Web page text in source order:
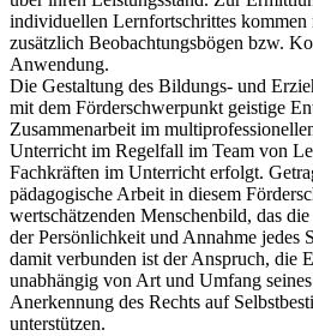
individuellen Lernfortschrittes kommen
zusätzlich Beobachtungsbögen bzw.
Anwendung.
Die Gestaltung des Bildungs- und
mit dem Förderschwerpunkt geistige
Zusammenarbeit im
Unterricht im Regelfall im Team von
Fachkräften im Unterricht erfolgt.
pädagogische Arbeit in diesem
wertschätzenden Menschenbild, das
der Persönlichkeit und Annahme jedes
damit verbunden ist der Anspruch, die
unabhängig von Art und Umfang
Anerkennung des Rechts auf
unterstützen.